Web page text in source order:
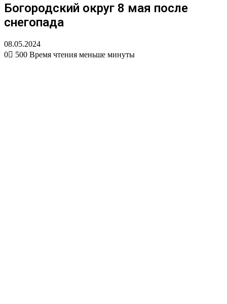
Богородский округ 8 мая после
снегопада
08.05.2024
0
500 Время чтения меньше минуты